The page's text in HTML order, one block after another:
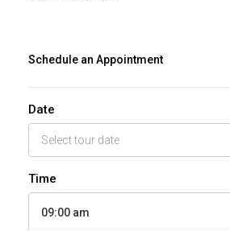
Schedule an Appointment
Date
Time
09:00 am